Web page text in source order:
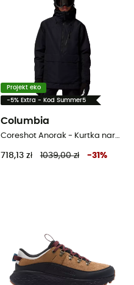
Projekt eko
-5% Extra - Kod Summer5
Columbia
Coreshot Anorak - Kurtka narciarska damska
718,13 zł 1039,00 zł -31 %